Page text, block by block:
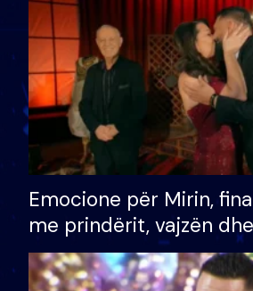
të fituar çmimin e madh
Emocione për Mirin,
me prindërit, vajzën dhe
bashkëshorten: S’kemi
divorci apo jo?